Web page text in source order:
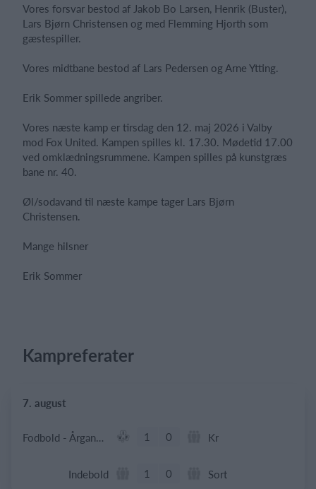
Vores forsvar bestod af Jakob Bo Larsen, Henrik (Buster),
Lars Bjørn Christensen og med Flemming Hjorth som
gæstespiller.
Vores midtbane bestod af Lars Pedersen og Arne Ytting.
Erik Sommer spillede angriber.
Vores næste kamp er tirsdag den 12. maj 2026 i Valby
mod Fox United. Kampen spilles kl. 17.30. Mødetid 17.00
ved omklædningsrummene. Kampen spilles på kunstgræs
bane nr. 40.
Øl/sodavand til næste kampe tager Lars Bjørn
Christensen.
Mange hilsner
Erik Sommer
Kampreferater
7. august
Fodbold - Årgang 2014 1 0 Kr
Indebold 1 0 Sort